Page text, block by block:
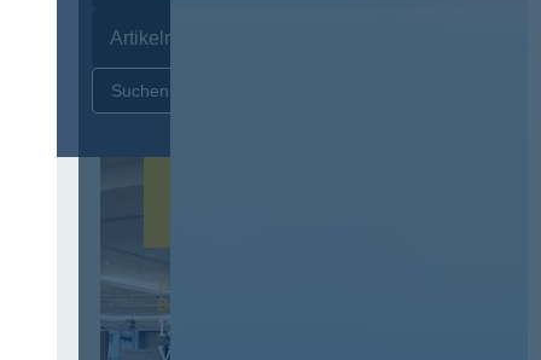
12. & 13. November 2026 in
Berlin
13. Deutscher
Vergabetag